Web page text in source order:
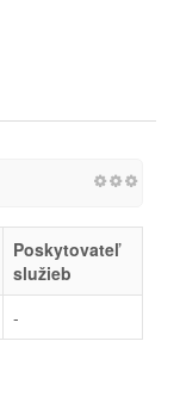
Poskytovateľ
služieb
-